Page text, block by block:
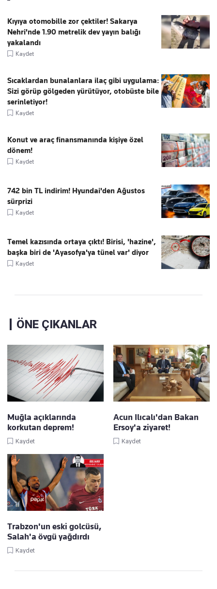
Kıyıya otomobille zor çektiler! Sakarya
Nehri'nde 1.90 metrelik dev yayın balığı
yakalandı
Kaydet
Sıcaklardan bunalanlara ilaç gibi uygulama:
Sizi görüp gölgeden yürütüyor, otobüste bile
serinletiyor!
Kaydet
Konut ve araç finansmanında kişiye özel
dönem!
Kaydet
742 bin TL indirim! Hyundai'den Ağustos
sürprizi
Kaydet
Temel kazısında ortaya çıktı! Birisi, 'hazine',
başka biri de 'Ayasofya'ya tünel var' diyor
Kaydet
ÖNE ÇIKANLAR
Muğla açıklarında
korkutan deprem!
Kaydet
Acun Ilıcalı'dan Bakan
Ersoy'a ziyaret!
Kaydet
Trabzon'un eski golcüsü,
Salah'a övgü yağdırdı
Kaydet